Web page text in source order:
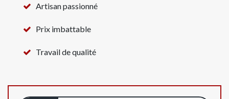
Artisan passionné
Prix imbattable
Travail de qualité